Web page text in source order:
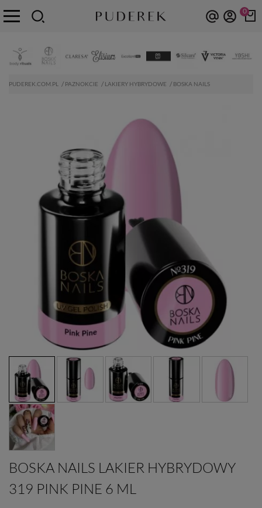
0
PUDEREK.COM.PL PAZNOKCIE LAKIERY HYBRYDOWE BOSKA NAILS
BOSKA NAILS LAKIER HYBRYDOWY
319 PINK PINE 6 ML